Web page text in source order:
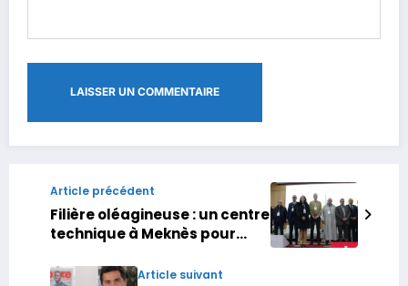
Article précédent
Filière oléagineuse : un centre
technique à Meknès pour
importationsArticle suivant